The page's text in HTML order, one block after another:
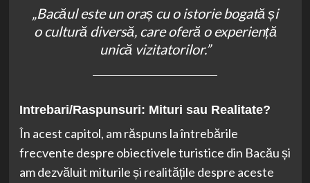
„Bacăul este un oraș cu o istorie bogată și
o cultură diversă, care oferă o experiență
unică vizitatorilor.”
Intrebari/Raspunsuri: Mituri sau Realitate?
În acest capitol, am răspuns la întrebările
frecvente despre obiectivele turistice din Bacău și
am dezvăluit miturile și realitățile despre aceste